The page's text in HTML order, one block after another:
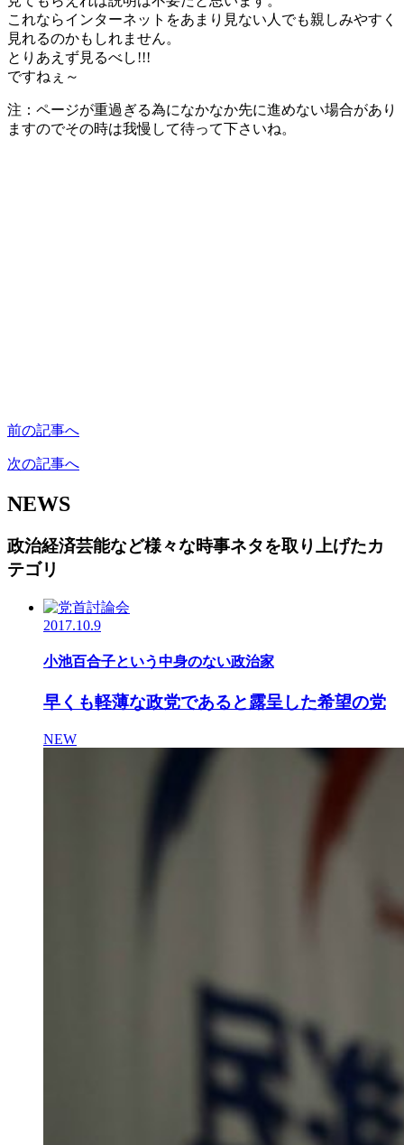
これならインターネットをあまり見ない人でも親しみやすく
見れるのかもしれません。
とりあえず見るべし!!!
ですねぇ～
注：ページが重過ぎる為になかなか先に進めない場合があり
ますのでその時は我慢して待って下さいね。
前の記事へ
次の記事へ
NEWS
政治経済芸能など様々な時事ネタを取り上げたカ
テゴリ
2017.10.9
小池百合子という中身のない政治家
早くも軽薄な政党であると露呈した希望の党
NEW